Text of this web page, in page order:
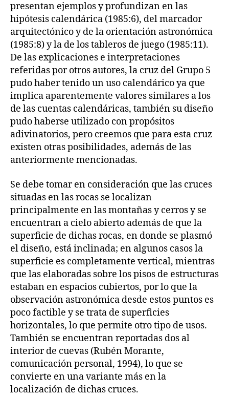
presentan ejemplos y profundizan en las
hipótesis calendárica (1985:6), del marcador
arquitectónico y de la orientación astronómica
(1985:8) y la de los tableros de juego (1985:11).
De las explicaciones e interpretaciones
referidas por otros autores, la cruz del Grupo 5
pudo haber tenido un uso calendárico ya que
implica aparentemente valores similares a los
de las cuentas calendáricas, también su diseño
pudo haberse utilizado con propósitos
adivinatorios, pero creemos que para esta cruz
existen otras posibilidades, además de las
anteriormente mencionadas.
Se debe tomar en consideración que las cruces
situadas en las rocas se localizan
principalmente en las montañas y cerros y se
encuentran a cielo abierto además de que la
superficie de dichas rocas, en donde se plasmó
el diseño, está inclinada; en algunos casos la
superficie es completamente vertical, mientras
que las elaboradas sobre los pisos de estructuras
estaban en espacios cubiertos, por lo que la
observación astronómica desde estos puntos es
poco factible y se trata de superficies
horizontales, lo que permite otro tipo de usos.
También se encuentran reportadas dos al
interior de cuevas (Rubén Morante,
comunicación personal, 1994), lo que se
convierte en una variante más en la
localización de dichas cruces.